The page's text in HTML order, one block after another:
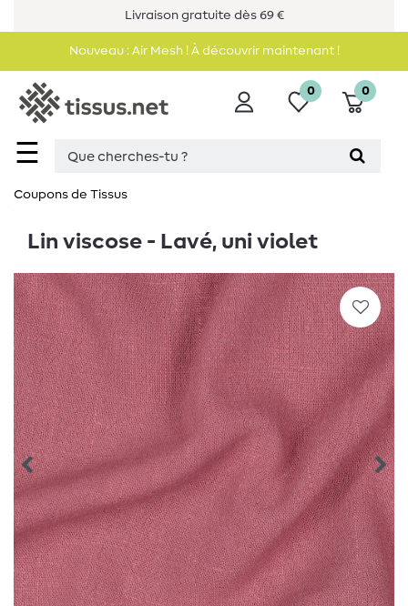
Livraison gratuite dès 69 €
Nouveau : Air Mesh ! À découvrir maintenant !
☰
0 0
Coupons de Tissus
Lin viscose - Lavé, uni violet